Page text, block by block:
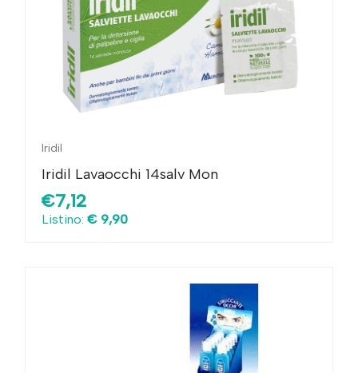
Iridil
Iridil Lavaocchi 14salv Mon
€7,12
Listino: € 9,90